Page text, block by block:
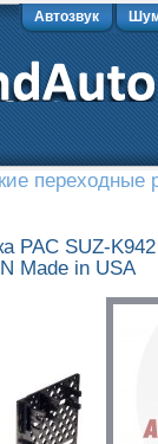
Автозвук
переходные
PAC SUZ-
Made in USA